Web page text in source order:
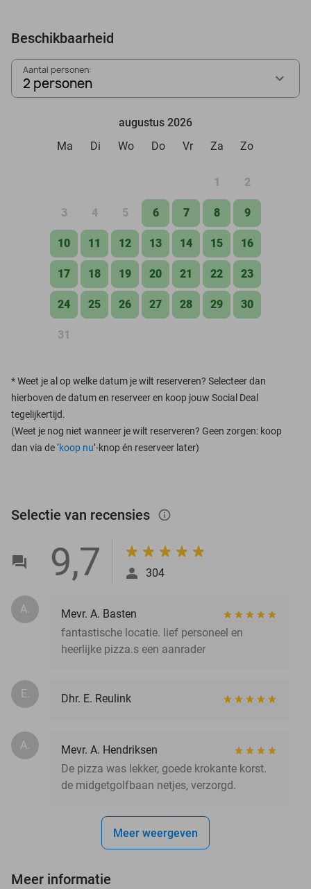
Beschikbaarheid
Aantal personen:
2 personen
augustus 2026
Ma
Di Wo Do Vr Za Zo
1 2
3 4 5 6 7 8 9
10 11 12 13 14 15 16
17 18 19 20 21 22 23
24 25 26 27 28 29 30
31
*Weet je al op welke datum je wilt reserveren? Selecteer dan
hierboven de datum en reserveer en koop jouw Social Deal
tegelijkertijd.
(Weet je nog niet wanneer je wilt reserveren? Geen zorgen: koop
dan via de ‘koop nu’-knop én reserveer later)
Selectie van recensies info_outlined
9,7 304
A.
Mevr. A. Basten
fantastische locatie. lief personeel en
heerlijke pizza.s een aanrader
E. Dhr. E. Reulink
A.
Mevr. A. Hendriksen
De pizza was lekker, goede krokante korst.
de midgetgolfbaan netjes, verzorgd.
Meer weergeven
Meer informatie